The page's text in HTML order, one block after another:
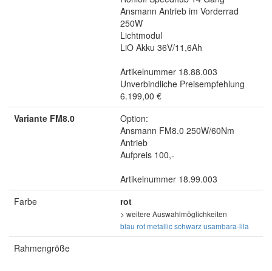
Ansmann Antrieb im Vorderrad
250W
Lichtmodul
LiO Akku 36V/11,6Ah
Artikelnummer 18.88.003
Unverbindliche Preisempfehlung
6.199,00 €
Variante FM8.0
Option:
Ansmann FM8.0 250W/60Nm
Antrieb
Aufpreis 100,-
Artikelnummer 18.99.003
Farbe
rot
> weitere Auswahlmöglichkeiten
blau rot metallicschwarzusambara-lila
Rahmengröße